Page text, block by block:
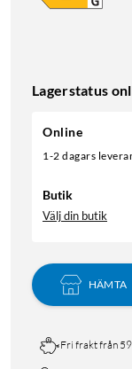
Lagerstatus
Online
1-2 dagars
Butik
Välj din butik
HÄMTA
Fri frakt från